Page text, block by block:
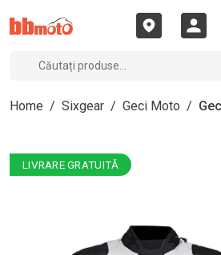
Home / Sixgear / Geci Moto /
LIVRARE GRATUITĂ